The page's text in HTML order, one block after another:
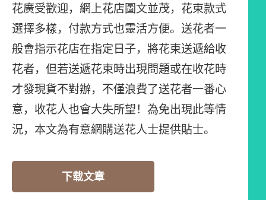
花廣受歡迎，網上花店圖文並茂，花束款式
選擇多樣，付款方式也靈活方便。送花者一
般會指示花店在指定日子，將花束送遞給收
花者，但若送遞花束時出現問題或在收花時
才發現貨不對辦，不僅浪費了送花者一番心
意，收花人也會大失所望！為免出現此等情
況，本文為有意網購送花人士提供貼士。
下载文章